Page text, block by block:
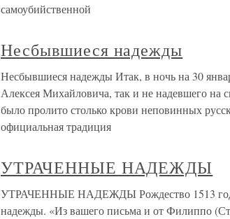
самоубийственной
Несбывшиеся надежды
Несбывшиеся надежды Итак, в ночь на 30
Алексея Михайловича, так и не надевшего на
было пролито столько крови неповинных
официальная традиция
УТРАЧЕННЫЕ НАДЕЖДЫ
УТРАЧЕННЫЕ НАДЕЖДЫ Рождество 1513
надежды. «Из вашего письма и от Филиппо